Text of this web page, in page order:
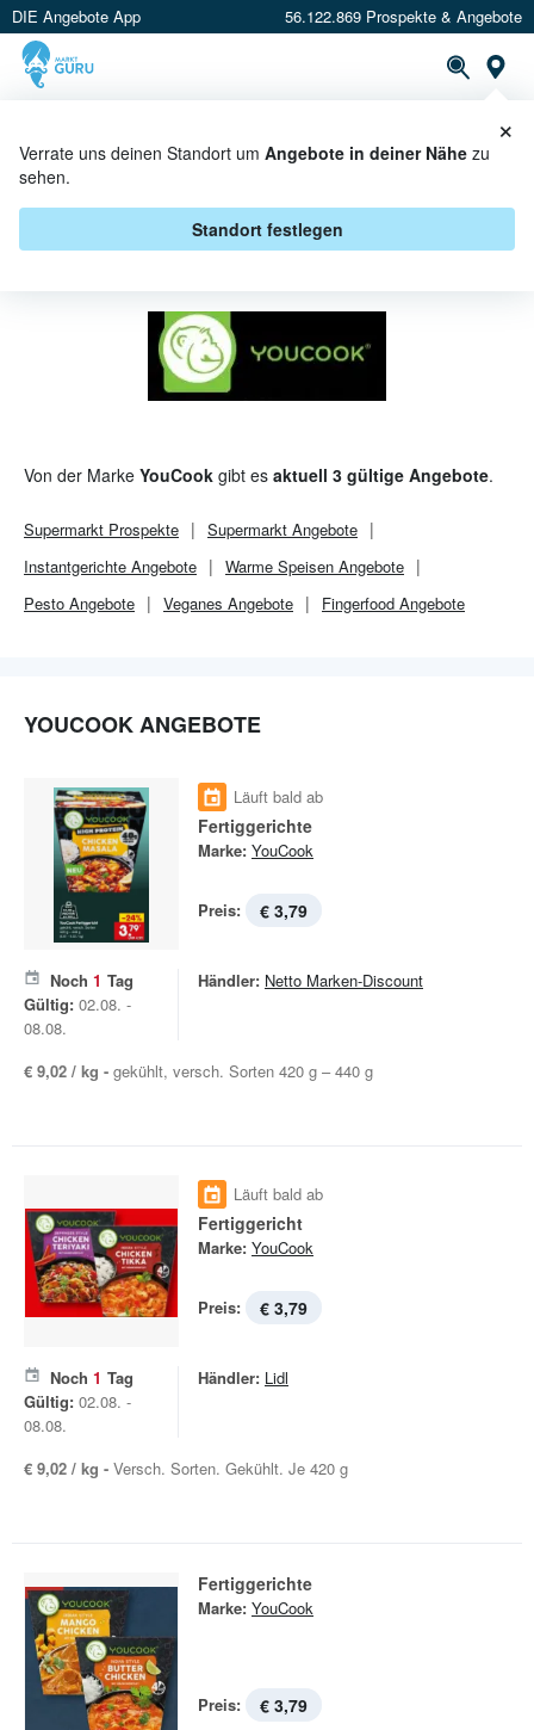
DIE Angebote App 56.122.869 Prospekte & Angebote
Verrate uns deinen Standort um Angebote in deiner Nähe zu
sehen.
Standort festlegen
×
YOUCOOK ANGEBOTE &
Von der Marke YouCook gibt es aktuell 3 gültige Angebote.
Supermarkt Prospekte Supermarkt Angebote
Instantgerichte Angebote
Warme Speisen Angebote
Pesto Angebote
Veganes Angebote Fingerfood Angebote
YOUCOOK ANGEBOTE
Läuft bald ab
Fertiggerichte
Marke: YouCook
Preis: € 3,79
Noch 1 Tag
Gültig: 02.08. -
08.08.
Händler: Netto Marken-Discount
€ 9,02 / kg - gekühlt, versch. Sorten 420 g – 440 g
Läuft bald ab
Fertiggericht
Marke: YouCook
Preis: € 3,79
Noch 1 Tag
Gültig: 02.08. -
08.08.
Händler: Lidl
€ 9,02 / kg - Versch. Sorten. Gekühlt. Je 420 g
Fertiggerichte
Marke: YouCook
Preis: € 3,79